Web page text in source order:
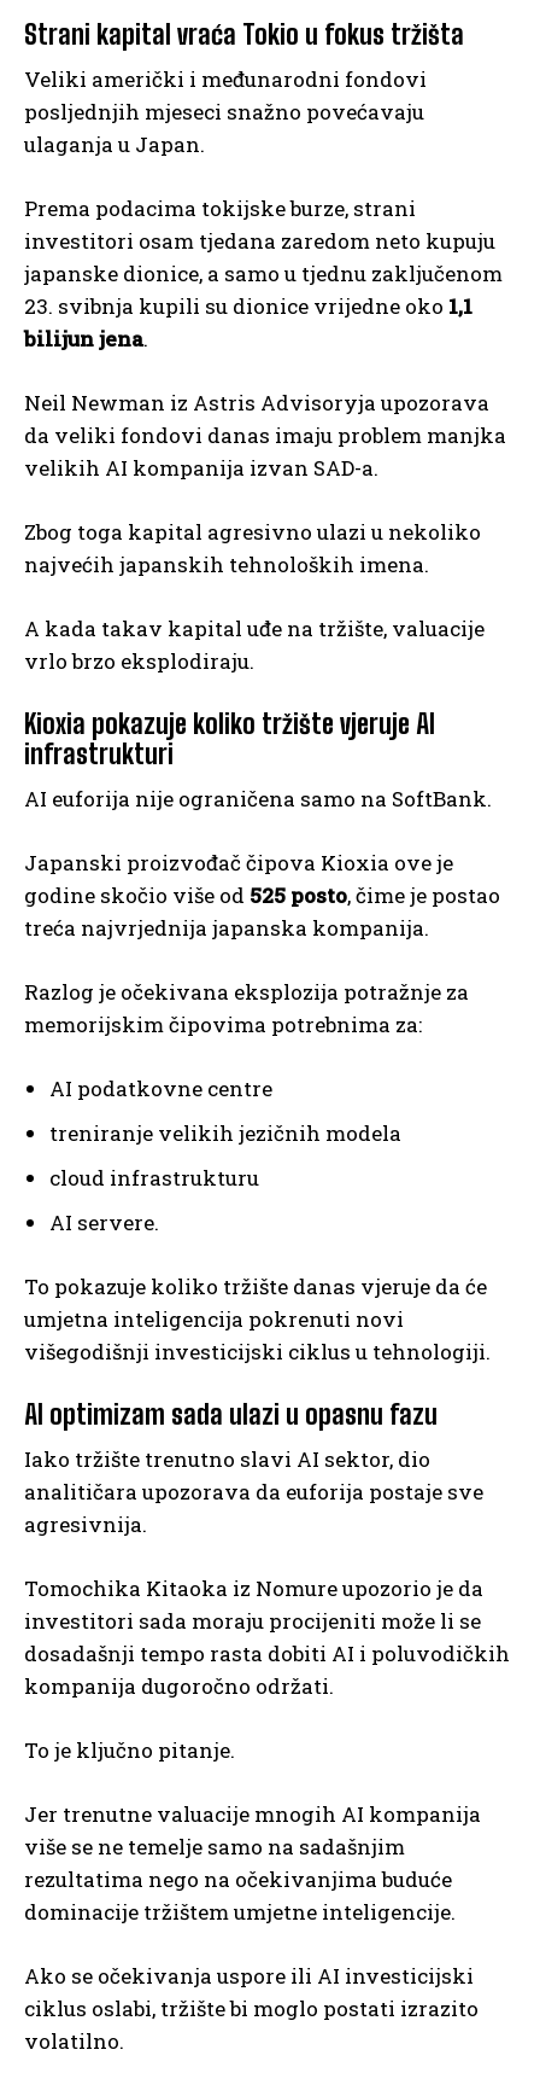
Strani kapital vraća Tokio u fokus tržišta
Veliki američki i međunarodni fondovi
posljednjih mjeseci snažno povećavaju
ulaganja u Japan.
Prema podacima tokijske burze, strani
investitori osam tjedana zaredom neto kupuju
japanske dionice, a samo u tjednu zaključenom
23. svibnja kupili su dionice vrijedne oko 1,1
bilijun jena.
Neil Newman iz Astris Advisoryja upozorava
da veliki fondovi danas imaju problem manjka
velikih AI kompanija izvan SAD-a.
Zbog toga kapital agresivno ulazi u nekoliko
najvećih japanskih tehnoloških imena.
A kada takav kapital uđe na tržište, valuacije
vrlo brzo eksplodiraju.
Kioxia pokazuje koliko tržište vjeruje AI
infrastrukturi
AI euforija nije ograničena samo na SoftBank.
Japanski proizvođač čipova Kioxia ove je
godine skočio više od 525 posto, čime je postao
treća najvrjednija japanska kompanija.
Razlog je očekivana eksplozija potražnje za
memorijskim čipovima potrebnima za:
AI podatkovne centre
treniranje velikih jezičnih modela
cloud infrastrukturu
AI servere.
To pokazuje koliko tržište danas vjeruje da će
umjetna inteligencija pokrenuti novi
višegodišnji investicijski ciklus u tehnologiji.
AI optimizam sada ulazi u opasnu fazu
Iako tržište trenutno slavi AI sektor, dio
analitičara upozorava da euforija postaje sve
agresivnija.
Tomochika Kitaoka iz Nomure upozorio je da
investitori sada moraju procijeniti može li se
dosadašnji tempo rasta dobiti AI i poluvodičkih
kompanija dugoročno održati.
To je ključno pitanje.
Jer trenutne valuacije mnogih AI kompanija
više se ne temelje samo na sadašnjim
rezultatima nego na očekivanjima buduće
dominacije tržištem umjetne inteligencije.
Ako se očekivanja uspore ili AI investicijski
ciklus oslabi, tržište bi moglo postati izrazito
volatilno.